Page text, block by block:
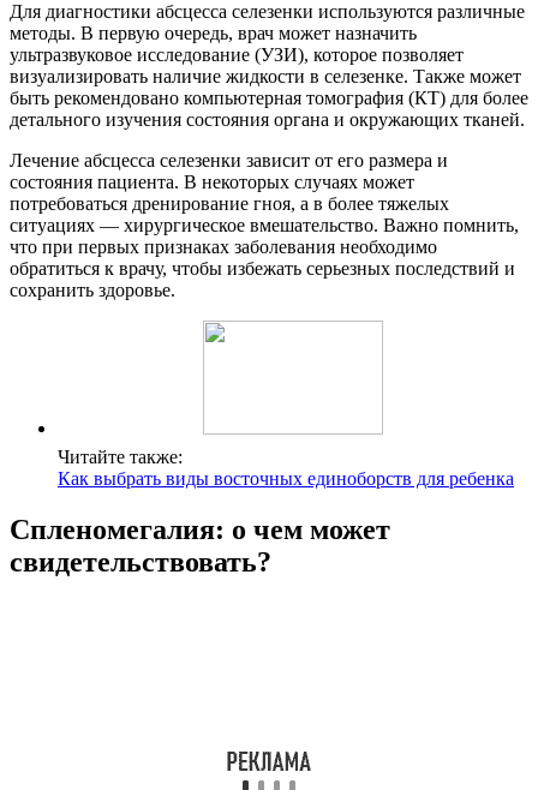
Для диагностики абсцесса селезенки используются различные
методы. В первую очередь, врач может назначить
ультразвуковое исследование (УЗИ), которое позволяет
визуализировать наличие жидкости в селезенке. Также может
быть рекомендовано компьютерная томография (КТ) для более
детального изучения состояния органа и окружающих тканей.
Лечение абсцесса селезенки зависит от его размера и
состояния пациента. В некоторых случаях может
потребоваться дренирование гноя, а в более тяжелых
ситуациях — хирургическое вмешательство. Важно помнить,
что при первых признаках заболевания необходимо
обратиться к врачу, чтобы избежать серьезных последствий и
сохранить здоровье.
Читайте также:
Как выбрать виды восточных единоборств для ребенка
Спленомегалия: о чем может
свидетельствовать?